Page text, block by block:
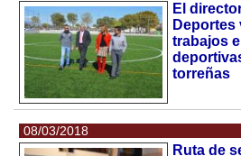
El
Deportes
trabajos
torreñas
08/03/2018
Ruta de